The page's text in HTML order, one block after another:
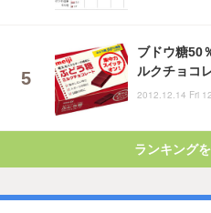
ブドウ糖50
ルクチョコ
2012.12.14 Fri
ランキング